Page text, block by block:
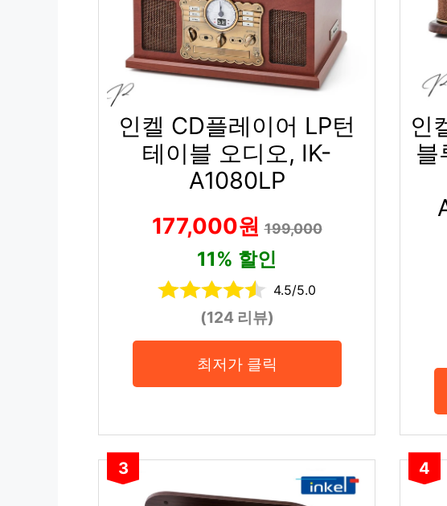
인켈 CD플레이어 LP턴
테이블 오디오, IK-
A1080LP
177,000원199,000
11% 할인
4.5/5.0
(124 리뷰)
최저가 클릭
인
블
3 4